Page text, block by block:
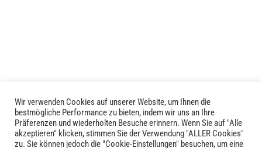
Produktseite
gewählt
werden
LIVID © 2024
Kontakt
Wir verwenden Cookies auf unserer Website, um Ihnen die
bestmögliche Performance zu bieten, indem wir uns an Ihre
Präferenzen und wiederholten Besuche erinnern. Wenn Sie auf "Alle
akzeptieren" klicken, stimmen Sie der Verwendung "ALLER Cookies"
zu. Sie können jedoch die "Cookie-Einstellungen" besuchen, um eine